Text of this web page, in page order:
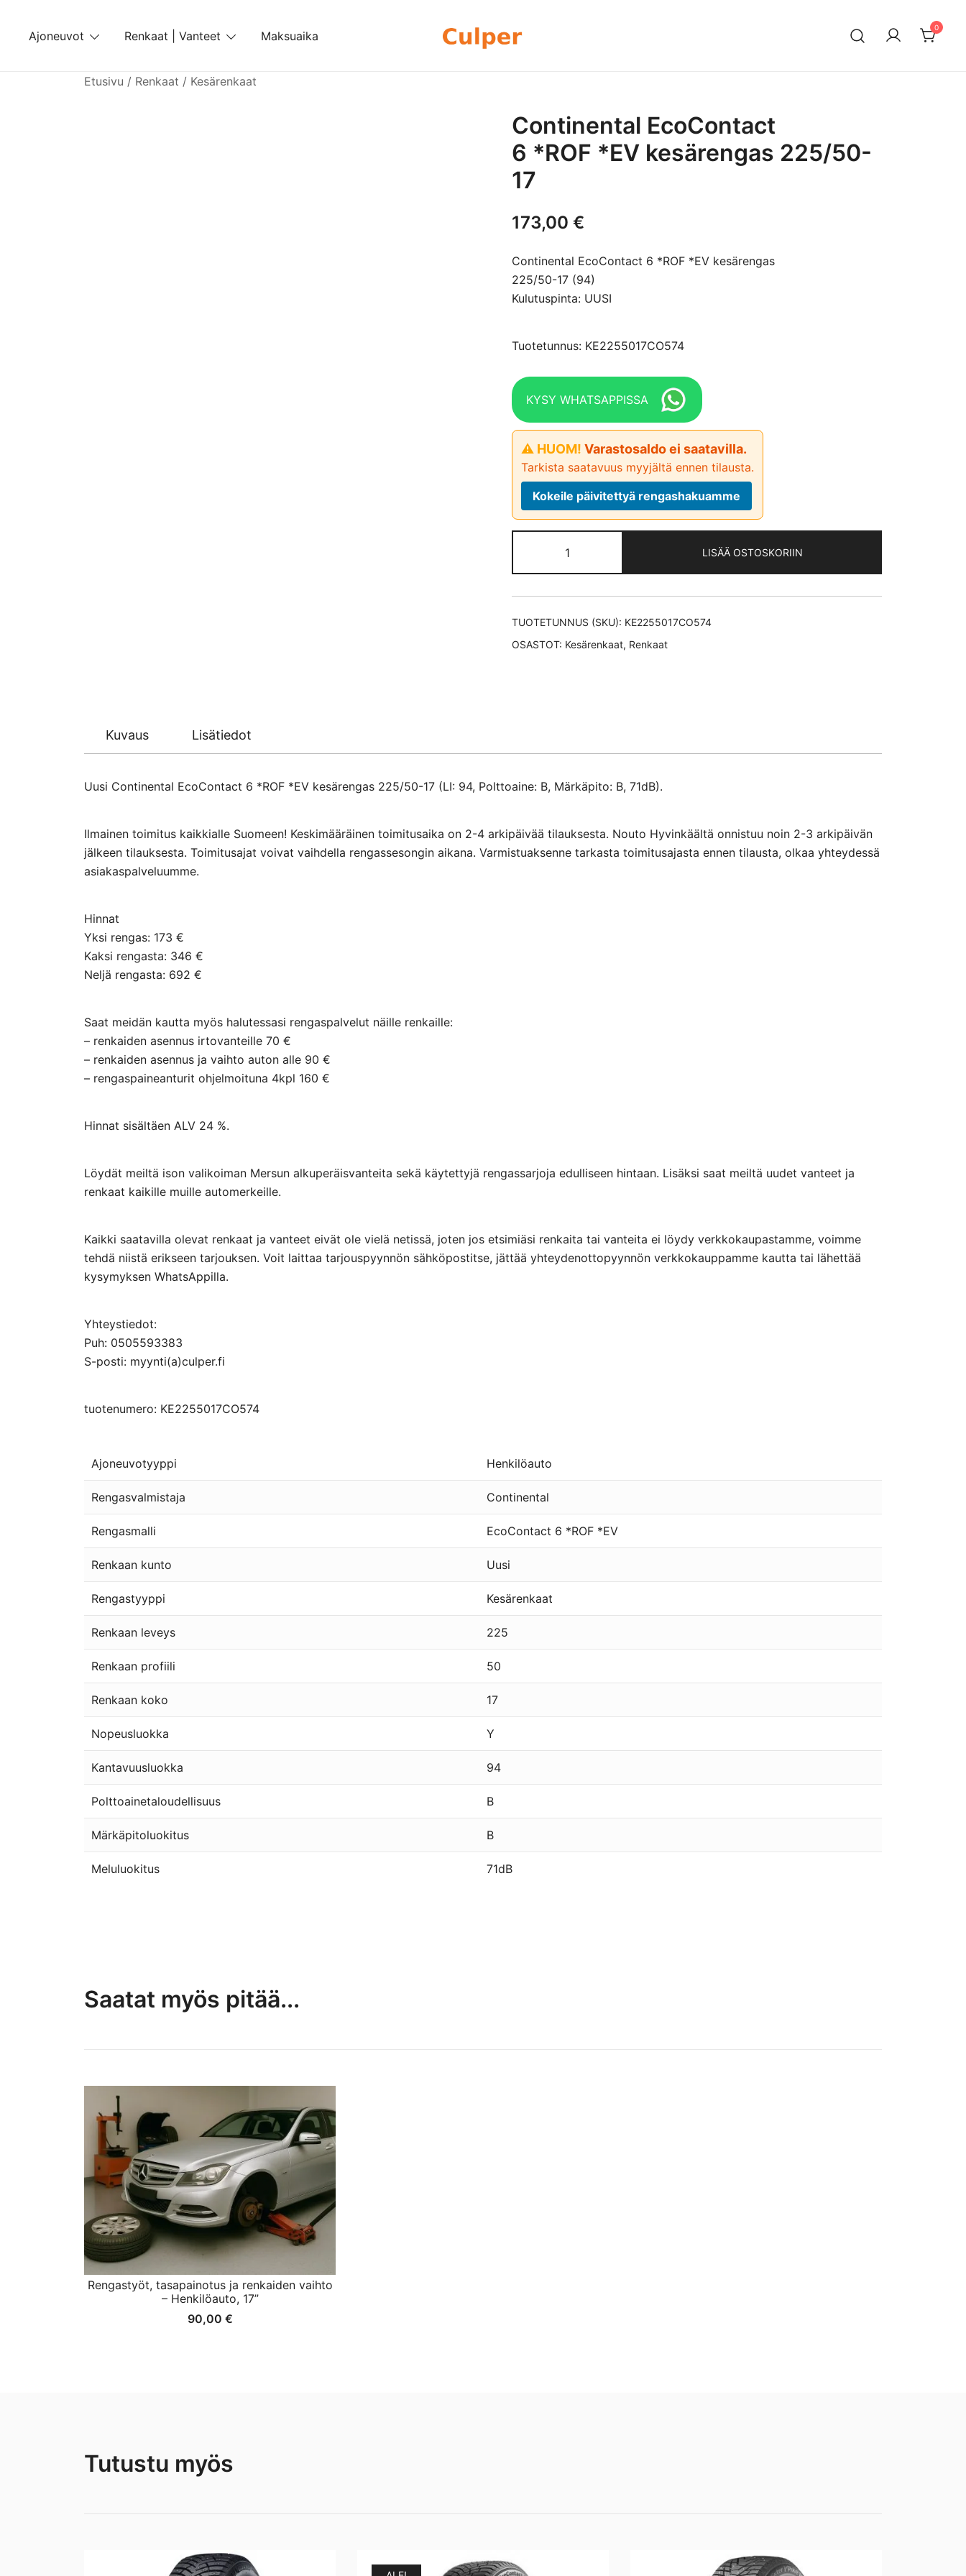
content
Ajoneuvot Renkaat | Vanteet Maksuaika
0
Etusivu / Renkaat / Kesärenkaat
Continental EcoContact
6 *ROF *EV kesärengas 225/50-
17
173,00 €
Continental EcoContact 6 *ROF *EV kesärengas
225/50-17 (94)
Kulutuspinta: UUSI
Tuotetunnus: KE2255017CO574
KYSY WHATSAPPISSA
⚠ HUOM! Varastosaldo ei saatavilla.
Tarkista saatavuus myyjältä ennen tilausta.
Kokeile päivitettyä rengashakuamme
EcoContact
6 *ROF *EV
kesärengas
225/50-
määrä
LISÄÄ OSTOSKORIIN
TUOTETUNNUS (SKU): KE2255017CO574
OSASTOT: Kesärenkaat, Renkaat
Kuvaus Lisätiedot
Uusi Continental EcoContact 6 *ROF *EV kesärengas 225/50-17 (LI: 94, Polttoaine: B, Märkäpito: B, 71dB).
Ilmainen toimitus kaikkialle Suomeen! Keskimääräinen toimitusaika on 2-4 arkipäivää tilauksesta. Nouto Hyvinkäältä onnistuu noin 2-3 arkipäivän
jälkeen tilauksesta. Toimitusajat voivat vaihdella rengassesongin aikana. Varmistuaksenne tarkasta toimitusajasta ennen tilausta, olkaa yhteydessä
asiakaspalveluumme.
Hinnat
Yksi rengas: 173 €
Kaksi rengasta: 346 €
Neljä rengasta: 692 €
Saat meidän kautta myös halutessasi rengaspalvelut näille renkaille:
– renkaiden asennus irtovanteille 70 €
– renkaiden asennus ja vaihto auton alle 90 €
– rengaspaineanturit ohjelmoituna 4kpl 160 €
Hinnat sisältäen ALV 24 %.
Löydät meiltä ison valikoiman Mersun alkuperäisvanteita sekä käytettyjä rengassarjoja edulliseen hintaan. Lisäksi saat meiltä uudet vanteet ja
renkaat kaikille muille automerkeille.
Kaikki saatavilla olevat renkaat ja vanteet eivät ole vielä netissä, joten jos etsimiäsi renkaita tai vanteita ei löydy verkkokaupastamme, voimme
tehdä niistä erikseen tarjouksen. Voit laittaa tarjouspyynnön sähköpostitse, jättää yhteydenottopyynnön verkkokauppamme kautta tai lähettää
kysymyksen WhatsAppilla.
Yhteystiedot:
Puh: 0505593383
S-posti: myynti(a)culper.fi
tuotenumero: KE2255017CO574
Ajoneuvotyyppi Henkilöauto
Rengasvalmistaja Continental
Rengasmalli EcoContact 6 *ROF *EV
Renkaan kunto Uusi
Rengastyyppi Kesärenkaat
Renkaan leveys 225
Renkaan profiili 50
Renkaan koko 17
Nopeusluokka Y
Kantavuusluokka 94
Polttoainetaloudellisuus B
Märkäpitoluokitus B
Meluluokitus 71dB
Saatat myös pitää...
Rengastyöt, tasapainotus ja renkaiden vaihto
– Henkilöauto, 17”
90,00 €
Tutustu myös